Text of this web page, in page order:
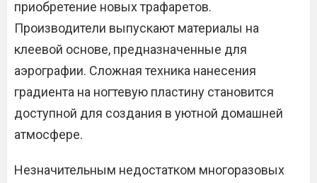
приобретение новых трафаретов.
Производители выпускают материалы на
клеевой основе, предназначенные для
аэрографии. Сложная техника нанесения
градиента на ногтевую пластину становится
доступной для создания в уютной домашней
атмосфере.
Незначительным недостатком многоразовых